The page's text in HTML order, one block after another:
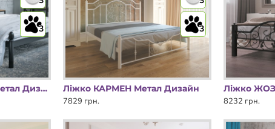
3
Ліжко ФРАНЧЕСКА Метал Дизайн
3
Ліжко КАРМЕН Метал Дизайн
7829 грн.
8232 грн.